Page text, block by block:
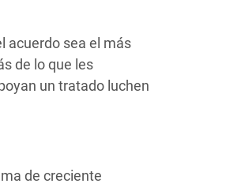
acuerdo sea el más
de lo que les
un tratado luchen
de creciente